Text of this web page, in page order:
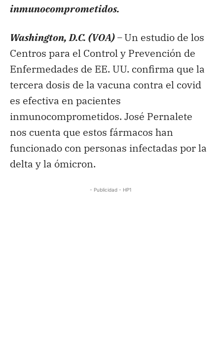
inmunocomprometidos.
Washington, D.C. (VOA) –Un estudio de los
Centros para el Control y Prevención de
Enfermedades de EE. UU. confirma que la
tercera dosis de la vacuna contra el covid
es efectiva en pacientes
inmunocomprometidos. José Pernalete
nos cuenta que estos fármacos han
funcionado con personas infectadas por la
delta y la ómicron.
- Publicidad - HP1